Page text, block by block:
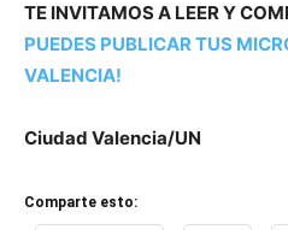
TE INVITAMOS A LEER Y
PUEDES PUBLICAR TUS
VALENCIA!
Ciudad Valencia/UN
Comparte esto: